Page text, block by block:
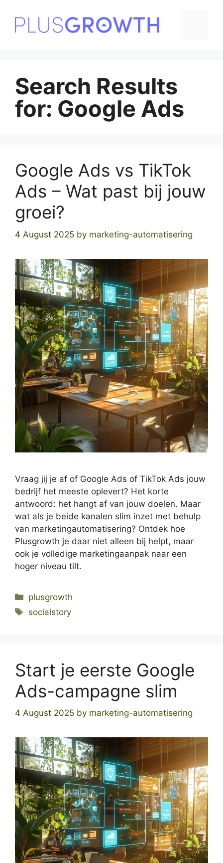
content
Search Results
for: Google Ads
Google Ads vs TikTok
Ads – Wat past bij jouw
groei?
4 August 2025 by marketing-automatisering
Vraag jij je af of Google Ads of TikTok Ads jouw
bedrijf het meeste oplevert? Het korte
antwoord: het hangt af van jouw doelen. Maar
wat als je beide kanalen slim inzet met behulp
van marketingautomatisering? Ontdek hoe
Plusgrowth je daar niet alleen bij helpt, maar
ook je volledige marketingaanpak naar een
hoger niveau tilt.
Categories
plusgrowth
Tags
socialstory
Start je eerste Google
Ads-campagne slim
4 August 2025 by marketing-automatisering